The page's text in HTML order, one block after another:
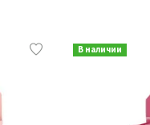
В наличии